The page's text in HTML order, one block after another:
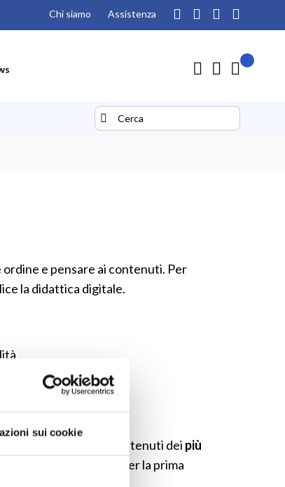
sui cookie
Chi siamo Assistenza
Carrello
Il mio
Search
Search
e pensare ai contenuti. Per
la didattica digitale.
e interattive
infatti raccolti i contenuti dei più
reperibili sul web. Per la prima